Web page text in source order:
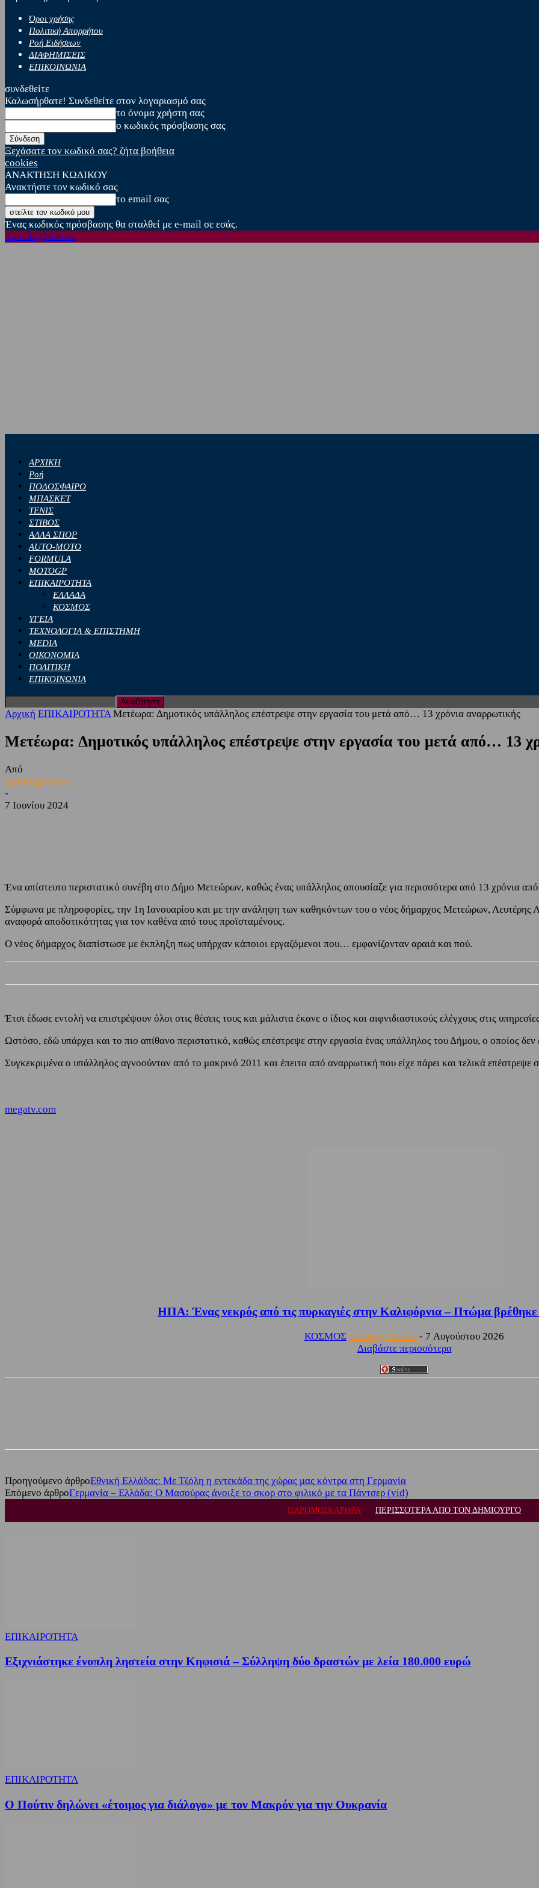
Όροι χρήσης
Πολιτική Απορρήτου
Ροή Ειδήσεων
ΔΙΑΦΗΜΙΣΕΙΣ
ΕΠΙΚΟΙΝΩΝΙΑ
συνδεθείτε
Καλωσήρθατε! Συνδεθείτε στον λογαριασμό σας
το όνομα χρήστη σας
ο κωδικός πρόσβασης σας
Ξεχάσατε τον κωδικό σας? ζήτα βοήθεια
cookies
ΑΝΑΚΤΗΣΗ ΚΩΔΙΚΟΥ
Ανακτήστε τον κωδικό σας
το email σας
Ένας κωδικός πρόσβασης θα σταλθεί με e-mail σε εσάς.
sporting24news
ΑΡΧΙΚΗ
Ροή
ΠΟΔΟΣΦΑΙΡΟ
ΜΠΑΣΚΕΤ
ΤΕΝΙΣ
ΣΤΙΒΟΣ
ΑΛΛΑ ΣΠΟΡ
AUTO-MOTO
FORMULA
MOTOGP
ΕΠΙΚΑΙΡΟΤΗΤΑ
ΕΛΛΑΔΑ
ΚΟΣΜΟΣ
ΥΓΕΙΑ
ΤΕΧΝΟΛΟΓΙΑ & ΕΠΙΣΤΗΜΗ
MEDIA
ΟΙΚΟΝΟΜΙΑ
ΠΟΛΙΤΙΚΗ
ΕΠΙΚΟΙΝΩΝΙΑ
Αρχική ΕΠΙΚΑΙΡΟΤΗΤΑ Μετέωρα: Δημοτικός υπάλληλος επέστρεψε στην εργασία του μετά από… 13 χρόνια αναρρωτικής
Μετέωρα: Δημοτικός υπάλληλος επέστρεψε στην εργασία του μετά από… 13
Από
sporting24news
-
7 Ιουνίου 2024
Ένα απίστευτο περιστατικό συνέβη στο Δήμο Μετεώρων, καθώς ένας υπάλληλος απουσίαζε για περισσότερα από 13 χρόνια
Σύμφωνα με πληροφορίες, την 1η Ιανουαρίου και με την ανάληψη των καθηκόντων του ο νέος δήμαρχος Μετεώρων, Λευτέρης
αναφορά αποδοτικότητας για τον καθένα από τους προϊσταμένους.
Ο νέος δήμαρχος διαπίστωσε με έκπληξη πως υπήρχαν κάποιοι εργαζόμενοι που… εμφανίζονταν αραιά και πού.
Έτσι έδωσε εντολή να επιστρέψουν όλοι στις θέσεις τους και μάλιστα έκανε ο ίδιος και αιφνιδιαστικούς ελέγχους στις
Ωστόσο, εδώ υπάρχει και το πιο απίθανο περιστατικό, καθώς επέστρεψε στην εργασία ένας υπάλληλος του Δήμου, ο οποίος δεν
Συγκεκριμένα ο υπάλληλος αγνοούνταν από το μακρινό 2011 και έπειτα από αναρρωτική που είχε πάρει και τελικά επέστρεψε
megatv.com
ΗΠΑ: Ένας νεκρός από τις πυρκαγιές στην Καλιφόρνια – Πτώμα βρέθηκε
ΚΟΣΜΟΣ sporting24news - 7 Αυγούστου 2026
Διαβάστε περισσότερα
Προηγούμενο άρθροΕθνική Ελλάδας: Με Τζόλη η εντεκάδα της χώρας μας κόντρα στη Γερμανία
Επόμενο άρθροΓερμανία – Ελλάδα: Ο Μασούρας άνοιξε το σκορ στο φιλικό με τα Πάντσερ (vid)
ΠΑΡΟΜΟΙΑ ΑΡΘΡΑ ΠΕΡΙΣΣΟΤΕΡΑ ΑΠΟ ΤΟΝ ΔΗΜΙΟΥΡΓΟ
ΕΠΙΚΑΙΡΟΤΗΤΑ
Εξιχνιάστηκε ένοπλη ληστεία στην Κηφισιά – Σύλληψη δύο δραστών με λεία 180.000 ευρώ
ΕΠΙΚΑΙΡΟΤΗΤΑ
Ο Πούτιν δηλώνει «έτοιμος για διάλογο» με τον Μακρόν για την Ουκρανία